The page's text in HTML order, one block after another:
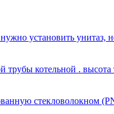
установить унитаз,
трубы котельной .
стекловолокном